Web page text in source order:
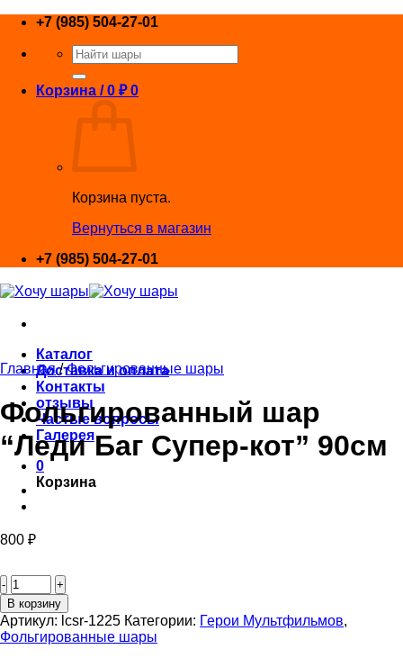
Skip
content
+7 (985) 504-27-01
Искать:
Корзина /0 ₽ 0
Корзина пуста.
Вернуться в магазин
+7 (985) 504-27-01
Каталог
Доставка и оплата
Контакты
отзывы
Частые вопросы
Галерея
0
Корзина
Главная / Фольгированные шары
Фольгированный шар
“Леди Баг Супер-кот” 90см
800 ₽
товара
Фольгированный
шар
"Леди
В корзину
Артикул: lcsr-1225 Категории: Герои Мультфильмов,
Фольгированные шары